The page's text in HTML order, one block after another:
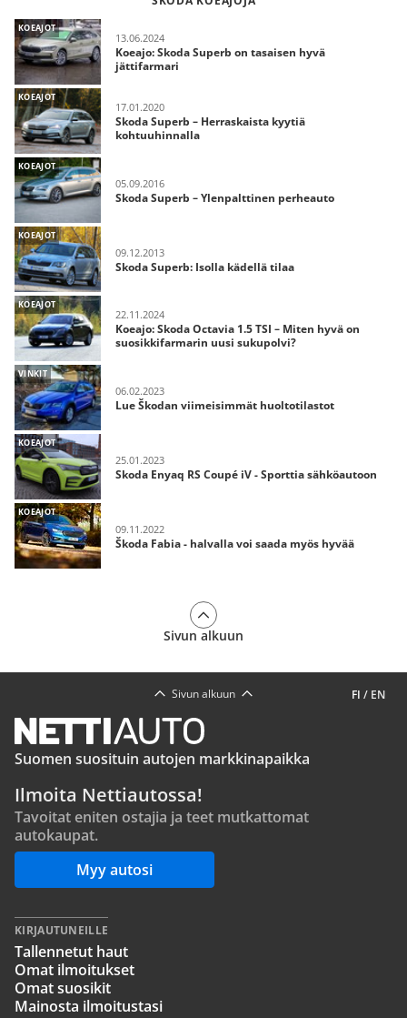
KOEAJOT
13.06.2024
Koeajo: Skoda Superb on tasaisen hyvä
jättifarmari
KOEAJOT
17.01.2020
Skoda Superb – Herraskaista kyytiä
kohtuuhinnalla
KOEAJOT
05.09.2016
Skoda Superb – Ylenpalttinen perheauto
KOEAJOT
09.12.2013
Skoda Superb: Isolla kädellä tilaa
KOEAJOT
22.11.2024
Koeajo: Skoda Octavia 1.5 TSI – Miten hyvä on
suosikkifarmarin uusi sukupolvi?
VINKIT
06.02.2023
Lue Škodan viimeisimmät huoltotilastot
KOEAJOT
25.01.2023
Skoda Enyaq RS Coupé iV - Sporttia sähköautoon
KOEAJOT
09.11.2022
Škoda Fabia - halvalla voi saada myös hyvää
Sivun alkuun
FI / EN
Sivun alkuun
Suomen suosituin autojen markkinapaikka
Ilmoita Nettiautossa!
Tavoitat eniten ostajia ja teet mutkattomat
autokaupat.
Myy autosi
KIRJAUTUNEILLE
Tallennetut haut
Omat ilmoitukset
Omat suosikit
Mainosta ilmoitustasi